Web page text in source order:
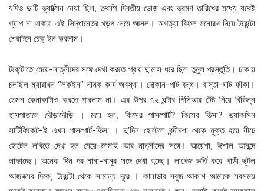
যদিও দু’টি ভ্যাক্সিন নেয়া ছিল, তথাপি দ্বিতীয় ডোজ এবং ভ্রমণ তারিখের মধ্যে যথেষ্ট
গ্যাপ না থাকায় এই সিদ্ধান্তের খড়গ নেমে আসল। অগত্যা বিফল মনোরথ নিয়ে টরেন্টো
শেরাটনে চেক্ ইন করলাম।
টরেন্টোতে মেয়ে-নাত্নীদের সঙ্গে দেখা করতে প্রায় দু’মাস ধরে ছিল তুমুল প্রস্তুতি। ঢাকায়
চলছিল ম্যারাথন “লকইন” নামক কাৰ্য অবস্থা। দোকান-পাট বন্ধ। রাস্তা-ঘাট ফাঁকা।
তেমন কেনাকাটাও করতে পারলাম না। এর উপর ৭২ ঘন্টার পিসিআর টেষ্ট নিয়ে বিভিন্ন
হাসপাতালে দৌড়াদৌড়ি । মনে হল, কিসের পাসপোর্ট? কিসের ভিসা? ভ্যাকসিন
সার্টিফিকেট-ই এখন পাসপোর্ট-ভিসা । দু’দিন হোটেলে বন্দীদশা থেকে মুক্ত হয়ে নীচে
হোটেল লবিতে দেখা হল মেয়ে-জামাই আর নাত্নীদের সঙ্গে। আয়েশা, ঈশাল আনন্দে
লাফাচ্ছে। অনেক দিন পর নানা-নানুর সঙ্গে দেখা হচ্ছে। লাগেজ ভর্তি করে গাড়ী ছুটল
আজাক্সের দিকে, টরেন্টো থেকে সামান্য দূরে । কানাডার সবুজ আকাশ আমাকে সবসময়